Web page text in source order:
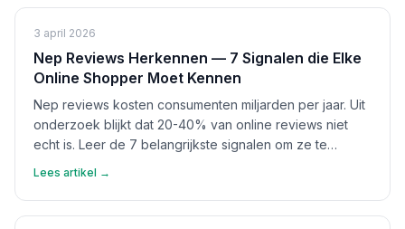
3 april 2026
Nep Reviews Herkennen — 7 Signalen die Elke
Online Shopper Moet Kennen
Nep reviews kosten consumenten miljarden per jaar. Uit
onderzoek blijkt dat 20-40% van online reviews niet
echt is. Leer de 7 belangrijkste signalen om ze te
Lees artikel →